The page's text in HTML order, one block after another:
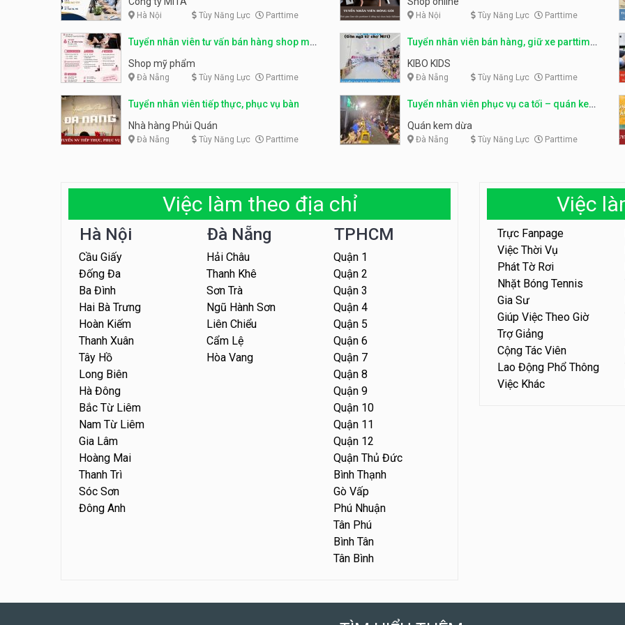
Hà Nội Tùy Năng Lực Parttime Hà Nội Tùy Năng Lực Parttime
Tuyển nhân viên tư vấn bán hàng shop mỹ
phẩm
Shop mỹ phẩm
Đà Nẵng Tùy Năng Lực Parttime
Tuyển nhân viên bán hàng, giữ xe parttime
– Kibo Kid
KIBO KIDS
Đà Nẵng Tùy Năng Lực Parttime
Tuyển nhân viên tiếp thực, phục vụ bàn
Nhà hàng Phủi Quán
Đà Nẵng Tùy Năng Lực Parttime
Tuyển nhân viên phục vụ ca tối – quán kem
dừa
Quán kem dừa
Đà Nẵng Tùy Năng Lực Parttime
Việc làm theo địa chỉ
Hà Nội
Cầu Giấy
Đống Đa
Ba Đình
Hai Bà Trưng
Hoàn Kiếm
Thanh Xuân
Tây Hồ
Long Biên
Hà Đông
Bắc Từ Liêm
Nam Từ Liêm
Gia Lâm
Hoàng Mai
Thanh Trì
Sóc Sơn
Đông Anh
Đà Nẵng
Hải Châu
Thanh Khê
Sơn Trà
Ngũ Hành Sơn
Liên Chiểu
Cẩm Lệ
Hòa Vang
TPHCM
Quận 1
Quận 2
Quận 3
Quận 4
Quận 5
Quận 6
Quận 7
Quận 8
Quận 9
Quận 10
Quận 11
Quận 12
Quận Thủ Đức
Bình Thạnh
Gò Vấp
Phú Nhuận
Tân Phú
Bình Tân
Tân Bình
Việc
Trực Fanpage
Việc Thời Vụ
Phát Tờ Rơi
Nhặt Bóng Tennis
Gia Sư
Giúp Việc Theo Giờ
Trợ Giảng
Cộng Tác Viên
Lao Động Phổ Thông
Việc Khác